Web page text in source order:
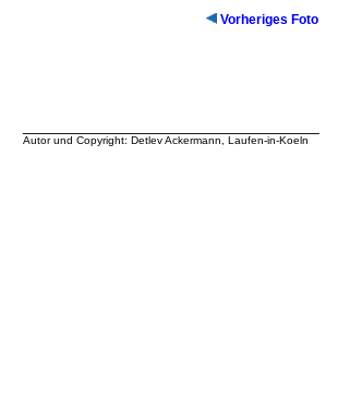
Vorheriges Foto
Autor und Copyright: Detlev Ackermann, Laufen-in-Koeln